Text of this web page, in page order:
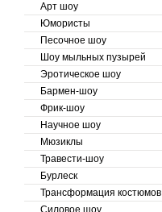
Арт шоу
Юмористы
Песочное шоу
Шоу мыльных пузырей
Эротическое шоу
Бармен-шоу
Фрик-шоу
Научное шоу
Мюзиклы
Травести-шоу
Бурлеск
Трансформация костюмов
Силовое шоу